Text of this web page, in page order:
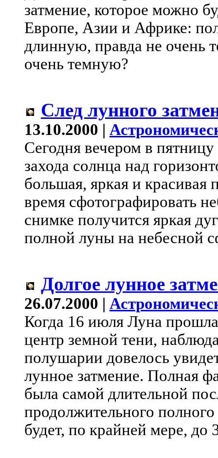
затмение, которое можно
Европе, Азии и Африке:
длинную, правда не очень
очень темную?
След лунного
13.10.2000 |
Сегодня вечером в
захода солнца над
большая, яркая и красивая
время сфотографировать
снимке получится яркая
полной луны на небесной
Долгое лунное
26.07.2000 |
Когда 16 июля Луна
центр земной тени,
полушарии довелось
лунное затмение. Полная
была самой длительной
продолжительного
будет, по крайней мере, до